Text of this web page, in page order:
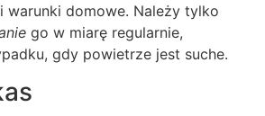
warunki domowe. Należy tylko
go w miarę regularnie,
gdy powietrze jest suche.